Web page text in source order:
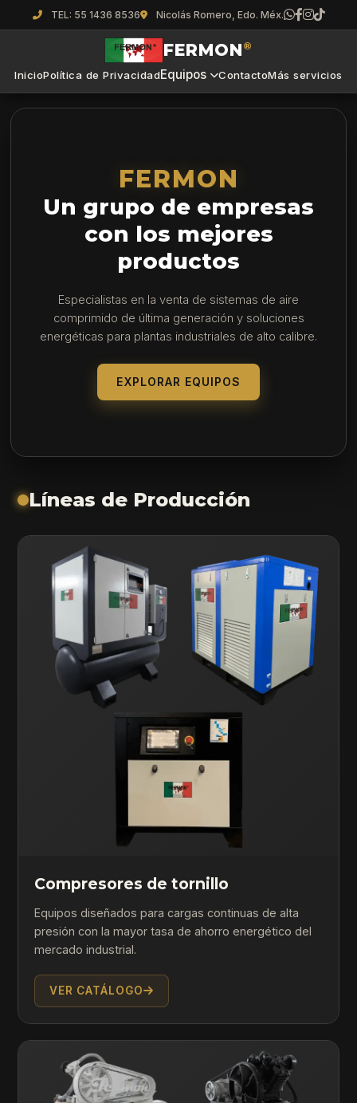
TEL: 55 1436 8536 Nicolás Romero, Edo. Méx.
FERMON ®
InicioPolítica de PrivacidadEquipos ContactoMás servicios
FERMON
Un grupo de empresas
con los mejores
productos
Especialistas en la venta de sistemas de aire
comprimido de última generación y soluciones
energéticas para plantas industriales de alto calibre.
EXPLORAR EQUIPOS
Líneas de Producción
Compresores de tornillo
Equipos diseñados para cargas continuas de alta
presión con la mayor tasa de ahorro energético del
mercado industrial.
VER CATÁLOGO